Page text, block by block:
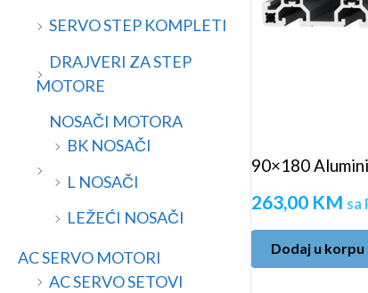
SERVO STEP KOMPLETI
DRAJVERI ZA STEP
MOTORE
NOSAČI MOTORA
BK NOSAČI
L NOSAČI
LEŽEĆI NOSAČI
AC SERVO MOTORI
AC SERVO SETOVI
90×180
263,00 KM sa
Dodaj u korpu